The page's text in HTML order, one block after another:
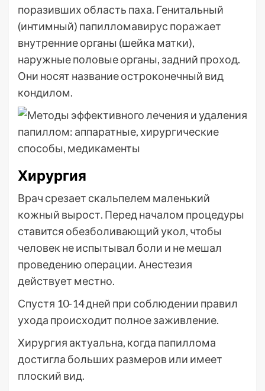
поразивших область паха. Генитальный
(интимный) папилломавирус поражает
внутренние органы (шейка матки),
наружные половые органы, задний проход.
Они носят название остроконечный вид
кондилом.
Хирургия
Врач срезает скальпелем маленький
кожный вырост. Перед началом процедуры
ставится обезболивающий укол, чтобы
человек не испытывал боли и не мешал
проведению операции. Анестезия
действует местно.
Спустя 10-14 дней при соблюдении правил
ухода происходит полное заживление.
Хирургия актуальна, когда папиллома
достигла больших размеров или имеет
плоский вид.